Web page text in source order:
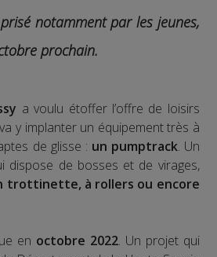
notamment par les jeunes,
prochain.
a voulu étoffer l’offre de loisirs
y implanter un équipement très à
de glisse : un pumptrack. Un
dispose de bosses et de virages,
trottinette, à rollers ou encore
en octobre 2022. Un projet qui